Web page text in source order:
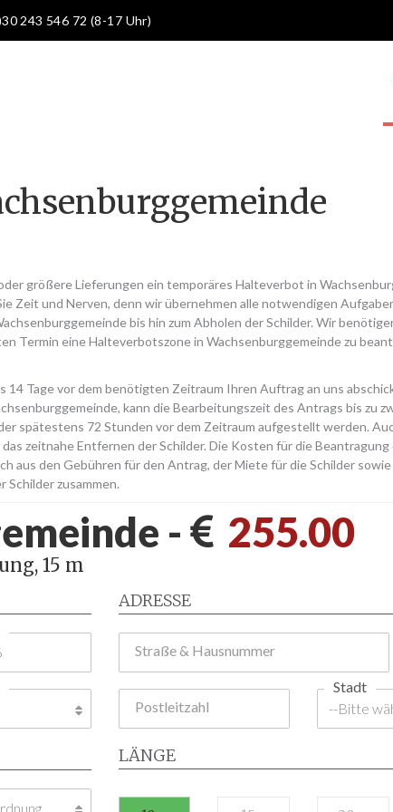
243 546 72 (8-17 Uhr)
größere Lieferungen ein temporäres Halteverbot in
Zeit und Nerven, denn wir übernehmen alle notwendigen
bis hin zum Abholen der Schilder. Wir
Termin eine Halteverbotszone in Wachsenburggemeinde zu
14 Tage vor dem benötigten Zeitraum Ihren Auftrag an uns
kann die Bearbeitungszeit des Antrags bis zu
spätestens 72 Stunden vor dem Zeitraum aufgestellt werden.
zeitnahe Entfernen der Schilder. Die Kosten für die Beantragung
aus den Gebühren für den Antrag, der Miete für die Schilder
Schilder zusammen.
- 255.00
15 m
ADRESSE
Straße & Hausnummer
Postleitzahl
Stadt
LÄNGE